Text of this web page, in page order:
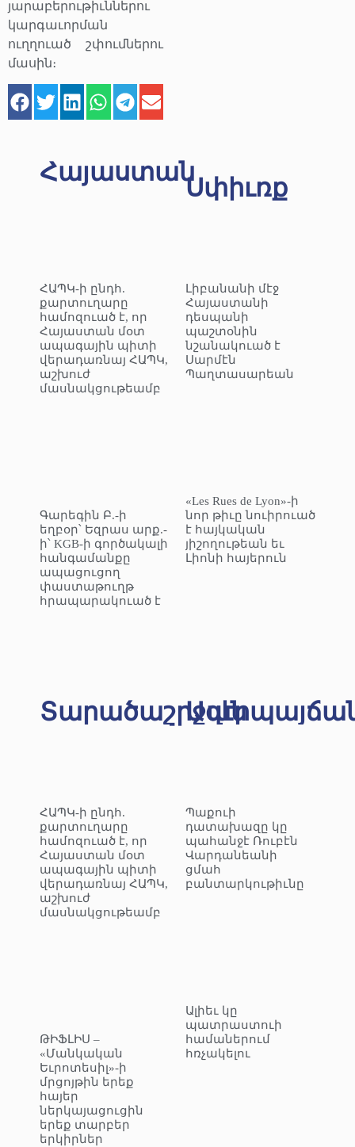
յարաբերութիւններու
կարգաւորման
ուղղուած շփումներու
մասին։
Հայաստան
ՀԱՊԿ-ի ընդհ.
քարտուղարը
համոզուած է, որ
Հայաստան մօտ
ապագային պիտի
վերադառնայ ՀԱՊԿ,
աշխուժ
մասնակցութեամբ
Գարեգին Բ.-ի
եղբօր՝ Եզրաս արք.-
ի՝ KGB-ի գործակալի
հանգամանքը
ապացուցող
փաստաթուղթ
հրապարակուած է
Սփիւռք
Լիբանանի մէջ
Հայաստանի
դեսպանի
պաշտօնին
նշանակուած է
Սարմէն
Պաղտասարեան
«Les Rues de Lyon»-ի
նոր թիւը նուիրուած
է հայկական
յիշողութեան եւ
Լիոնի հայերուն
Տարածաշրջան
ՀԱՊԿ-ի ընդհ.
քարտուղարը
համոզուած է, որ
Հայաստան մօտ
ապագային պիտի
վերադառնայ ՀԱՊԿ,
աշխուժ
մասնակցութեամբ
ԹԻՖԼԻՍ –
«Մանկական
Եւրոտեսիլ»-ի
մրցոյթին երեք
հայեր
ներկայացուցին
երեք տարբեր
երկիրներ
Պաքուի
դատախազը կը
պահանջէ Ռուբէն
Վարդանեանի
ցմահ
բանտարկութիւնը
Ալիեւ կը
պատրաստուի
համաներում
հռչակելու